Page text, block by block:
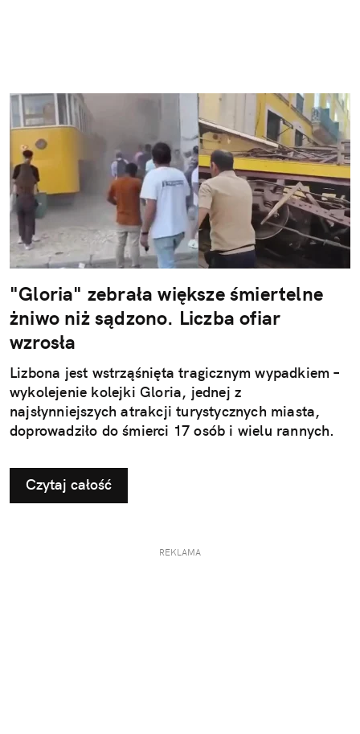
"Gloria" zebrała większe śmiertelne
żniwo niż sądzono. Liczba ofiar
wzrosła
Lizbona jest wstrząśnięta tragicznym wypadkiem –
wykolejenie kolejki Gloria, jednej z
najsłynniejszych atrakcji turystycznych miasta,
doprowadziło do śmierci 17 osób i wielu rannych.
Czytaj całość
REKLAMA